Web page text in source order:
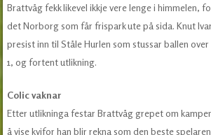
Brattvåg fekk likevel ikkje vere lenge i himmelen,
det Norborg som får frispark ute på sida. Knut
presist inn til Ståle Hurlen som stussar ballen over
1, og fortent utlikning.
Colic vaknar
Etter utlikninga festar Brattvåg grepet om
å vise kvifor han blir rekna som den beste